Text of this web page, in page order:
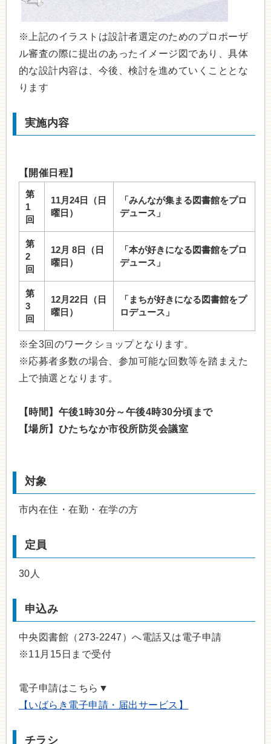
※上記のイラストは設計者選定のためのプロポーザ
ル審査の際に提出のあったイメージ図であり、具体
的な設計内容は、今後、検討を進めていくこととな
ります
実施内容
【開催日程】
第
1
回
11月24日（日
曜日）
「みんなが集まる図書館をプロ
デュース」
第
2
回
12月 8日（日
曜日）
「本が好きになる図書館をプロ
デュース」
第
3
回
12月22日（日
曜日）
「まちが好きになる図書館をプ
ロデュース」
※全3回のワークショップとなります。
※応募者多数の場合、参加可能な回数等を踏まえた
上で抽選となります。
【時間】午後1時30分～午後4時30分頃まで
【場所】ひたちなか市役所防災会議室
対象
市内在住・在勤・在学の方
定員
30人
申込み
中央図書館（273-2247）へ電話又は電子申請
※11月15日まで受付
電子申請はこちら▼
【いばらき電子申請・届出サービス】
チラシ